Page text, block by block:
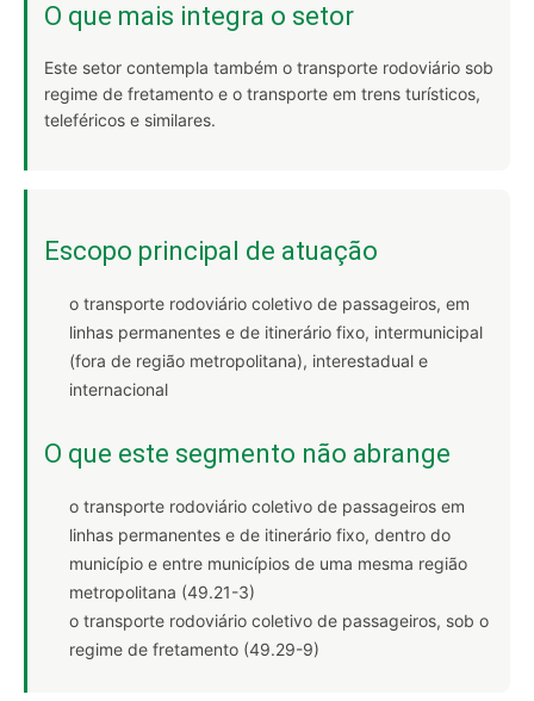
O que mais integra o setor
Este setor contempla também o transporte rodoviário sob
regime de fretamento e o transporte em trens turísticos,
teleféricos e similares.
Escopo principal de atuação
o transporte rodoviário coletivo de passageiros, em
linhas permanentes e de itinerário fixo, intermunicipal
(fora de região metropolitana), interestadual e
internacional
O que este segmento não abrange
o transporte rodoviário coletivo de passageiros em
linhas permanentes e de itinerário fixo, dentro do
município e entre municípios de uma mesma região
metropolitana (49.21-3)
o transporte rodoviário coletivo de passageiros, sob o
regime de fretamento (49.29-9)